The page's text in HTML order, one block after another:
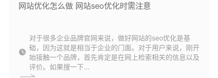
网站优化怎么做 网站seo优化时需注意
对于很多企业品牌官网来说，做好网站的seo优化是基
础，因为这就是相当于企业的门面。对于用户来说，刚开
始接触一个品牌，首先肯定是在网上检索相关的信息以及
评价。如果搜一下...